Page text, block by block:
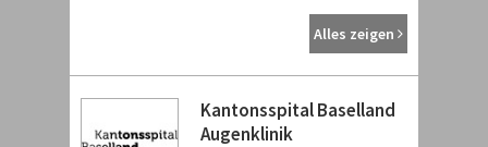
Alles zeigen
Kantonsspital Baselland
Augenklinik